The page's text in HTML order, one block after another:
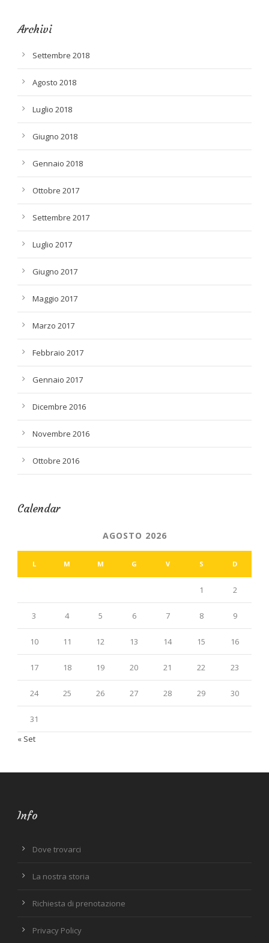
Archivi
Settembre 2018
Agosto 2018
Luglio 2018
Giugno 2018
Gennaio 2018
Ottobre 2017
Settembre 2017
Luglio 2017
Giugno 2017
Maggio 2017
Marzo 2017
Febbraio 2017
Gennaio 2017
Dicembre 2016
Novembre 2016
Ottobre 2016
Calendar
AGOSTO 2026
L M M G V S D
1 2
3 4 5 6 7 8 9
10 11 12 13 14 15 16
17 18 19 20 21 22 23
24 25 26 27 28 29 30
31
« Set
Info
Dove trovarci
La nostra storia
Richiesta di prenotazione
Privacy Policy